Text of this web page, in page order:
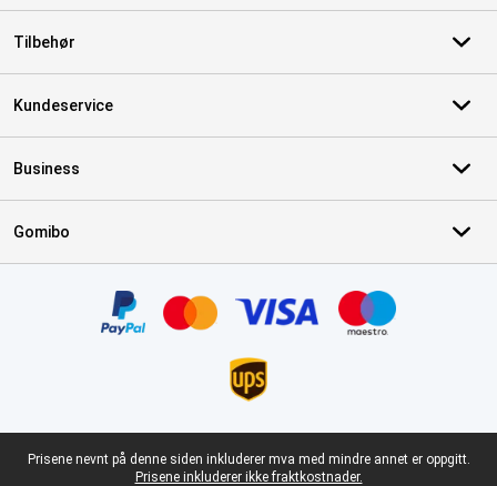
Tilbehør
Kundeservice
Business
Gomibo
Juridisk bunntekst
Prisene nevnt på denne siden inkluderer mva med mindre annet er oppgitt.
Prisene inkluderer ikke fraktkostnader.